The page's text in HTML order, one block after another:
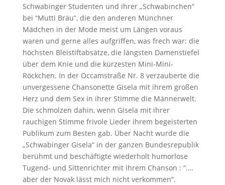
Schwabinger Studenten und ihrer „Schwabinchen“
bei “Mutti Bräu”, die den anderen Münchner
Mädchen in der Mode meist um Längen voraus
waren und gerne alles aufgriffen, was frech war: die
höchsten Bleistiftabsätze, die längsten Damenstiefel
über dem Knie und die kürzesten Mini-Mini-
Röckchen. In der Occamstraße Nr. 8 verzauberte die
unvergessene Chansonette Gisela mit ihrem großen
Herz und dem Sex in ihrer Stimme die Männerwelt.
Die schmolzen dahin, wenn Gisela mit ihrer
rauchigen Stimme frivole Lieder ihrem begeisterten
Publikum zum Besten gab. Über Nacht wurde die
„Schwabinger Gisela“ in der ganzen Bundesrepublik
berühmt und beschäftigte wiederholt humorlose
Tugend- und Sittenrichter mit ihrem Chanson : “….
aber der Novak lässt mich nicht verkommen”.